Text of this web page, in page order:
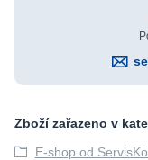
Zboží zařazeno v
E-shop od